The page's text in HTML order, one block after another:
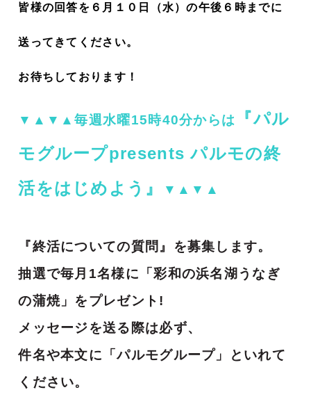
皆様の回答を６月１０ 日（水）の午後６時までに
送ってきてください。
お待ちしております！
▼▲▼▲毎週水曜15時40分からは
『パル
モグループpresents パルモの終
活をはじめよう』
▼▲▼▲
『終活についての質問』を募集します。
抽選で毎月1名様に「彩和の浜名湖うなぎ
の蒲焼」をプレゼント!
メッセージを送る際は必ず、
件名や本文に「パルモグループ」といれて
ください。